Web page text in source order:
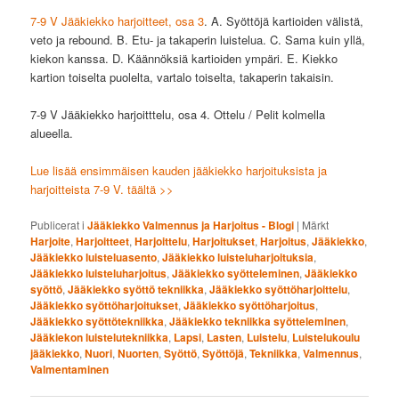
7-9 V Jääkiekko harjoitteet, osa 3. A. Syöttöjä kartioiden välistä,
veto ja rebound. B. Etu- ja takaperin luistelua. C. Sama kuin yllä,
kiekon kanssa. D. Käännöksiä kartioiden ympäri. E. Kiekko
kartion toiselta puolelta, vartalo toiselta, takaperin takaisin.
7-9 V Jääkiekko harjoitttelu, osa 4. Ottelu / Pelit kolmella
alueella.
Lue lisää ensimmäisen kauden jääkiekko harjoituksista ja
harjoitteista 7-9 V. täältä >>
Publicerat i Jääkiekko Valmennus ja Harjoitus - Blogi | Märkt
Harjoite,Harjoitteet,Harjoittelu,Harjoitukset,Harjoitus,Jääkiekko,
Jääkiekko luisteluasento,Jääkiekko luisteluharjoituksia,
Jääkiekko luisteluharjoitus,Jääkiekko syötteleminen,Jääkiekko
syöttö,Jääkiekko syöttö tekniikka,Jääkiekko syöttöharjoittelu,
Jääkiekko syöttöharjoitukset,Jääkiekko syöttöharjoitus,
Jääkiekko syöttötekniikka,Jääkiekko tekniikka syötteleminen,
Jääkiekon luistelutekniikka, Lapsi, Lasten, Luistelu, Luistelukoulu
jääkiekko,Nuori,Nuorten,Syöttö,Syöttöjä,Tekniikka,Valmennus,
Valmentaminen